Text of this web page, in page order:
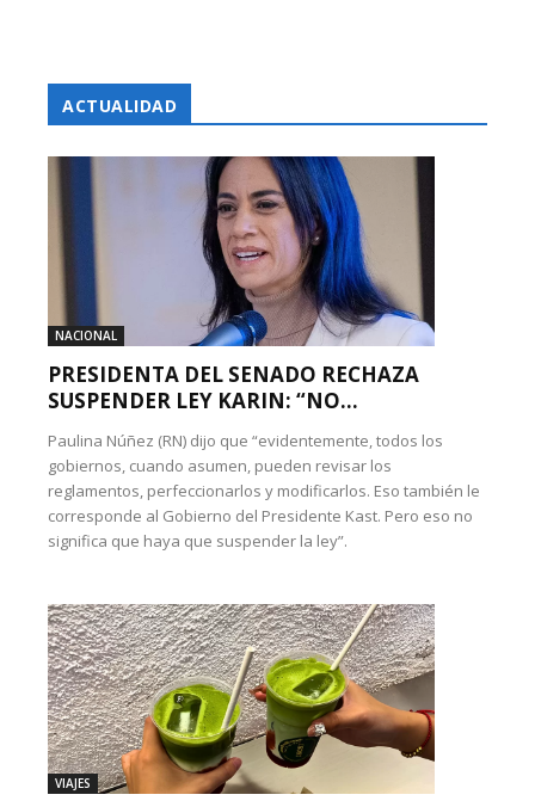
ACTUALIDAD
NACIONAL
PRESIDENTA DEL SENADO RECHAZA
SUSPENDER LEY KARIN: “NO...
Paulina Núñez (RN) dijo que “evidentemente, todos los
gobiernos, cuando asumen, pueden revisar los
reglamentos, perfeccionarlos y modificarlos. Eso también le
corresponde al Gobierno del Presidente Kast. Pero eso no
significa que haya que suspender la ley”.
VIAJES